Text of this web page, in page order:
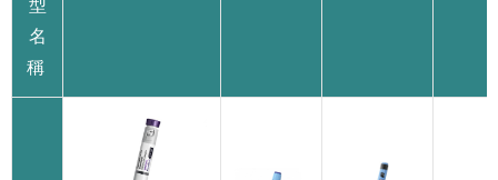
型
名
稱